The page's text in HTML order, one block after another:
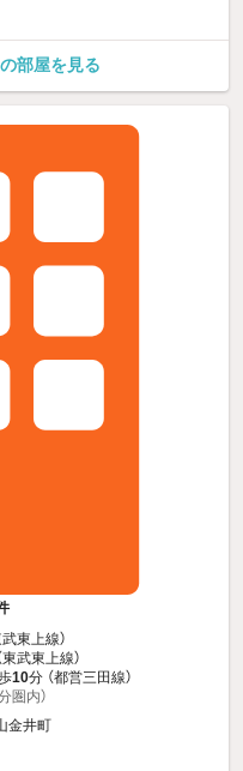
部屋を見る
武東上線）
東武東上線）
10分 （都営三田線）
圏内）
金井町